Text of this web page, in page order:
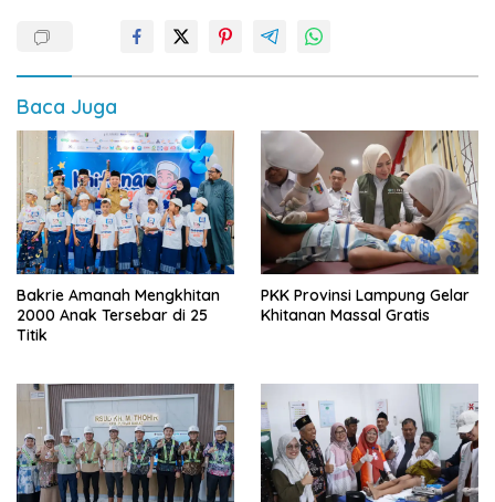
Baca Juga
Bakrie Amanah Mengkhitan
2000 Anak Tersebar di 25
Titik
PKK Provinsi Lampung Gelar
Khitanan Massal Gratis